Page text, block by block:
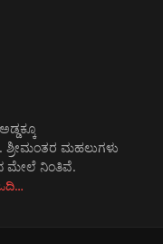
ಶ್ರೀಮಂತರ ಮಹಲುಗಳು
ಮೇಲೆ ನಿಂತಿವೆ.